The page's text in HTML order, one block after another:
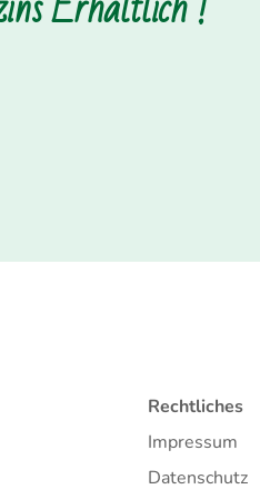
Rechtliches
Impressum
Datenschutz